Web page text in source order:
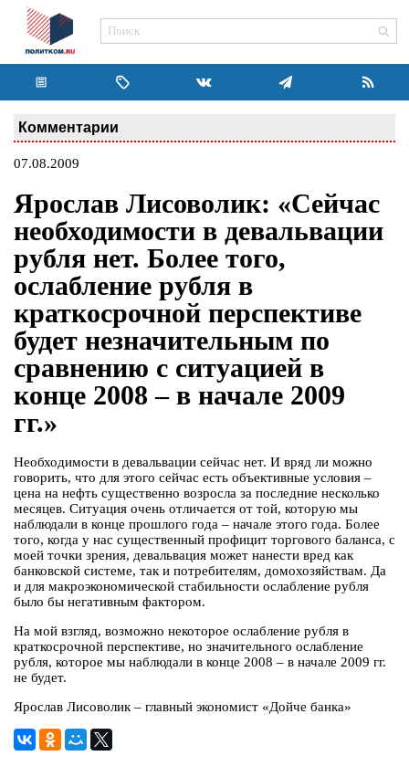
Комментарии
07.08.2009
Ярослав Лисоволик: «Сейчас
необходимости в девальвации
рубля нет. Более того,
ослабление рубля в
краткосрочной перспективе
будет незначительным по
сравнению с ситуацией в
конце 2008 – в начале 2009
гг.»
Необходимости в девальвации сейчас нет. И вряд ли можно
говорить, что для этого сейчас есть объективные условия –
цена на нефть существенно возросла за последние несколько
месяцев. Ситуация очень отличается от той, которую мы
наблюдали в конце прошлого года – начале этого года. Более
того, когда у нас существенный профицит торгового баланса, с
моей точки зрения, девальвация может нанести вред как
банковской системе, так и потребителям, домохозяйствам. Да
и для макроэкономической стабильности ослабление рубля
было бы негативным фактором.
На мой взгляд, возможно некоторое ослабление рубля в
краткосрочной перспективе, но значительного ослабление
рубля, которое мы наблюдали в конце 2008 – в начале 2009 гг.
не будет.
Ярослав Лисоволик – главный экономист «Дойче банка»